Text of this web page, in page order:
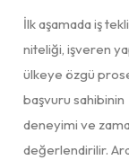
İlk aşamada iş
niteliği, işveren
ülkeye özgü
başvuru sahibinin
deneyimi ve
değerlendirilir.